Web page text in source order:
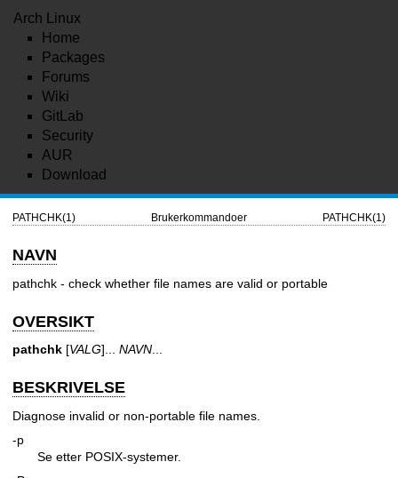
Arch Linux
Home
Packages
Forums
Wiki
GitLab
Security
AUR
Download
PATHCHK(1) Brukerkommandoer PATHCHK(1)
NAVN
pathchk - check whether file names are valid or portable
OVERSIKT
pathchk [VALG]... NAVN
BESKRIVELSE
Diagnose invalid or non-portable file names.
-p
Se etter POSIX-systemer.